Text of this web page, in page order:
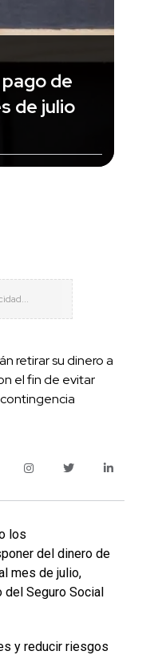
de
de julio
retirar su dinero a
el fin de evitar
los
del dinero de
mes de julio,
Seguro Social
y reducir riesgos